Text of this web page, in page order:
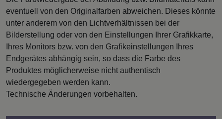
eventuell von den Originalfarben abweichen. Dieses könnte
unter anderem von den Lichtverhältnissen bei der
Bilderstellung oder von den Einstellungen Ihrer Grafikkarte,
Ihres Monitors bzw. von den Grafikeinstellungen Ihres
Endgerätes abhängig sein, so dass die Farbe des
Produktes möglicherweise nicht authentisch
wiedergegeben werden kann.
Technische Änderungen vorbehalten.